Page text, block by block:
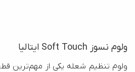
ولوم نسوز Soft Touch ایتالیا
ولوم تنظیم